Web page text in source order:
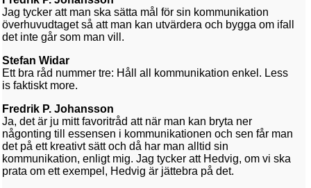
Jag tycker att man ska sätta mål för sin kommunikation
överhuvudtaget så att man kan utvärdera och bygga om ifall
det inte går som man vill.
Stefan Widar
Ett bra råd nummer tre: Håll all kommunikation enkel. Less
is faktiskt more.
Fredrik P. Johansson
Ja, det är ju mitt favoritråd att när man kan bryta ner
någonting till essensen i kommunikationen och sen får man
det på ett kreativt sätt och då har man alltid sin
kommunikation, enligt mig. Jag tycker att Hedvig, om vi ska
prata om ett exempel, Hedvig är jättebra på det.